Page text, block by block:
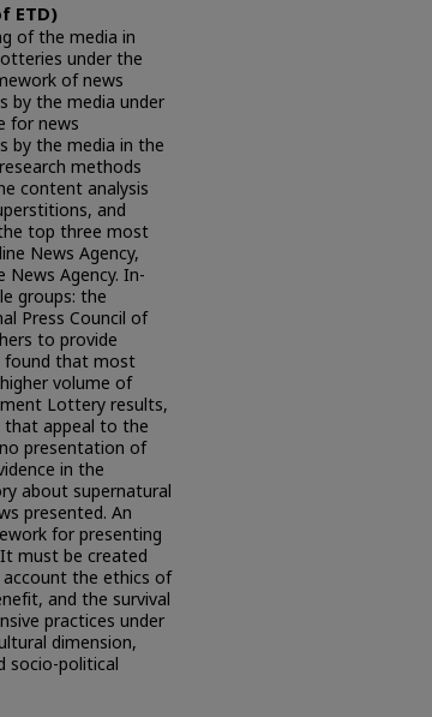
ETD)
of the media in
under the
of news
by the media under
for news
by the media in the
methods
content analysis
and
top three most
News Agency,
News Agency. In-
groups: the
Press Council of
to provide
found that most
volume of
Lottery results,
that appeal to the
presentation of
in the
about supernatural
presented. An
for presenting
must be created
the ethics of
and the survival
practices under
dimension,
socio-political